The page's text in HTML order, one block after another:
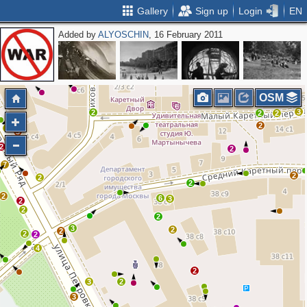
Gallery Sign up Login EN
Added byALYOSCHIN, 16 February 2011
3
2
2
2
2
2
2
2
4
7
3
2
2
2
2
2
3
2
2
2
2
6
2
3
2
3
3
4
2
2
OSM